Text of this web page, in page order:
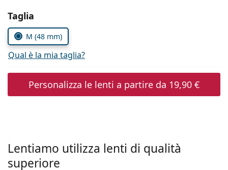
Prada
Tutte le marche
Seleziona i parametri
Taglia
M (48 mm)
Qual è la mia taglia?
Personalizza le lenti a partire da 19,90 €
Lentiamo utilizza lenti di qualità
superiore